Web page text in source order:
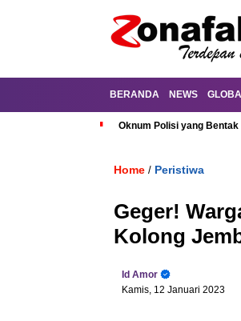
BERANDA NEWS
Oknum Polisi yang
Home / Peristiwa
Geger!
Kolong
Id Amor
Kamis, 12 Januari 2023